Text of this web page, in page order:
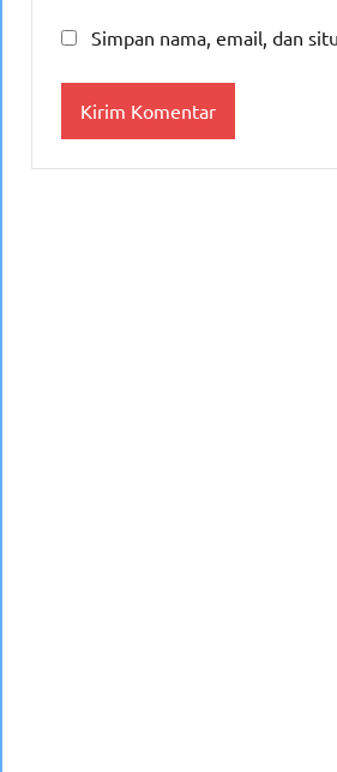
Simpan nama, email, dan